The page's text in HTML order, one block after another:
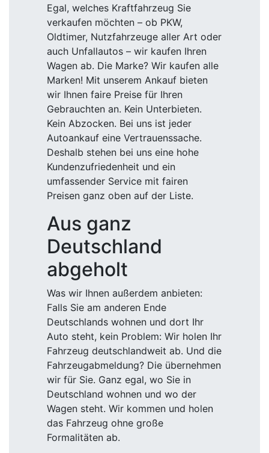
Egal, welches Kraftfahrzeug Sie
verkaufen möchten – ob PKW,
Oldtimer, Nutzfahrzeuge aller Art oder
auch Unfallautos – wir kaufen Ihren
Wagen ab. Die Marke? Wir kaufen alle
Marken! Mit unserem Ankauf bieten
wir Ihnen faire Preise für Ihren
Gebrauchten an. Kein Unterbieten.
Kein Abzocken. Bei uns ist jeder
Autoankauf eine Vertrauenssache.
Deshalb stehen bei uns eine hohe
Kundenzufriedenheit und ein
umfassender Service mit fairen
Preisen ganz oben auf der Liste.
Aus ganz
Deutschland
abgeholt
Was wir Ihnen außerdem anbieten:
Falls Sie am anderen Ende
Deutschlands wohnen und dort Ihr
Auto steht, kein Problem: Wir holen Ihr
Fahrzeug deutschlandweit ab. Und die
Fahrzeugabmeldung? Die übernehmen
wir für Sie. Ganz egal, wo Sie in
Deutschland wohnen und wo der
Wagen steht. Wir kommen und holen
das Fahrzeug ohne große
Formalitäten ab.